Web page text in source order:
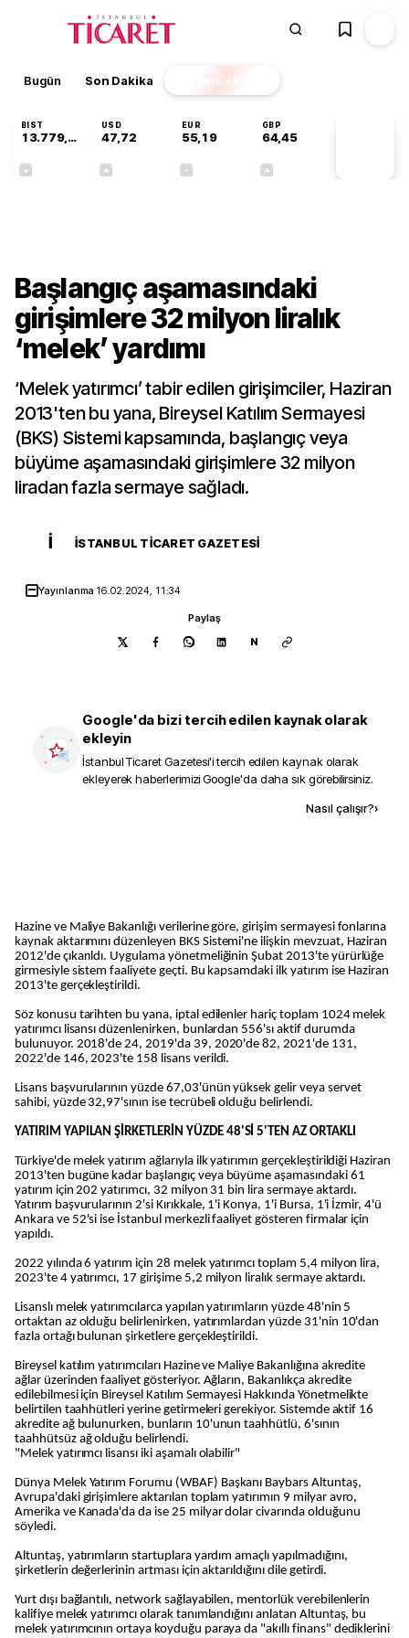
Bugün Son Dakika Finans EKSTRA
BIST
13.779,39
USD
47,72
EUR
55,19
GBP
64,45
Başlangıç aşamasındaki
girişimlere 32 milyon liralık
‘melek’ yardımı
‘Melek yatırımcı’ tabir edilen girişimciler, Haziran
2013'ten bu yana, Bireysel Katılım Sermayesi
(BKS) Sistemi kapsamında, başlangıç veya
büyüme aşamasındaki girişimlere 32 milyon
liradan fazla sermaye sağladı.
İ İSTANBUL TICARET GAZETESI
Yayınlanma 16.02.2024, 11:34
Paylaş
N
Google'da bizi tercih edilen kaynak olarak
ekleyin
İstanbul Ticaret Gazetesi'i tercih edilen kaynak olarak
ekleyerek haberlerimizi Google'da daha sık görebilirsiniz.
Nasıl çalışır?›
Hazine ve Maliye Bakanlığı verilerine göre, girişim sermayesi fonlarına
kaynak aktarımını düzenleyen BKS Sistemi'ne ilişkin mevzuat, Haziran
2012'de çıkarıldı. Uygulama yönetmeliğinin Şubat 2013'te yürürlüğe
girmesiyle sistem faaliyete geçti. Bu kapsamdaki ilk yatırım ise Haziran
2013'te gerçekleştirildi.
Söz konusu tarihten bu yana, iptal edilenler hariç toplam 1024 melek
yatırımcı lisansı düzenlenirken, bunlardan 556'sı aktif durumda
bulunuyor. 2018'de 24, 2019'da 39, 2020'de 82, 2021'de 131,
2022'de 146, 2023'te 158 lisans verildi.
Lisans başvurularının yüzde 67,03'ünün yüksek gelir veya servet
sahibi, yüzde 32,97'sının ise tecrübeli olduğu belirlendi.
YATIRIM YAPILAN ŞİRKETLERİN YÜZDE 48'Sİ 5'TEN AZ ORTAKLI
Türkiye'de melek yatırım ağlarıyla ilk yatırımın gerçekleştirildiği Haziran
2013'ten bugüne kadar başlangıç veya büyüme aşamasındaki 61
yatırım için 202 yatırımcı, 32 milyon 31 bin lira sermaye aktardı.
Yatırım başvurularının 2'si Kırıkkale, 1'i Konya, 1'i Bursa, 1'i İzmir, 4'ü
Ankara ve 52'si ise İstanbul merkezli faaliyet gösteren firmalar için
yapıldı.
2022 yılında 6 yatırım için 28 melek yatırımcı toplam 5,4 milyon lira,
2023'te 4 yatırımcı, 17 girişime 5,2 milyon liralık sermaye aktardı.
Lisanslı melek yatırımcılarca yapılan yatırımların yüzde 48'nin 5
ortaktan az olduğu belirlenirken, yatırımlardan yüzde 31'nin 10'dan
fazla ortağı bulunan şirketlere gerçekleştirildi.
Bireysel katılım yatırımcıları Hazine ve Maliye Bakanlığına akredite
ağlar üzerinden faaliyet gösteriyor. Ağların, Bakanlıkça akredite
edilebilmesi için Bireysel Katılım Sermayesi Hakkında Yönetmelikte
belirtilen taahhütleri yerine getirmeleri gerekiyor. Sistemde aktif 16
akredite ağ bulunurken, bunların 10'unun taahhütlü, 6'sının
taahhütsüz ağ olduğu belirlendi.
"Melek yatırımcı lisansı iki aşamalı olabilir"
Dünya Melek Yatırım Forumu (WBAF) Başkanı Baybars Altuntaş,
Avrupa'daki girişimlere aktarılan toplam yatırımın 9 milyar avro,
Amerika ve Kanada'da da ise 25 milyar dolar civarında olduğunu
söyledi.
Altuntaş, yatırımların startuplara yardım amaçlı yapılmadığını,
şirketlerin değerlerinin artması için aktarıldığını dile getirdi.
Yurt dışı bağlantılı, network sağlayabilen, mentorlük verebilenlerin
kalifiye melek yatırımcı olarak tanımlandığını anlatan Altuntaş, bu
melek yatırımcının ortaya koyduğu paraya da "akıllı finans" dediklerini